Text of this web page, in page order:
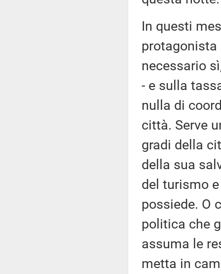
In questi
protagonista
necessario
- e sulla
nulla di
città. Serve
gradi della
della sua
del turismo
possiede. O
politica che
assuma le
metta in